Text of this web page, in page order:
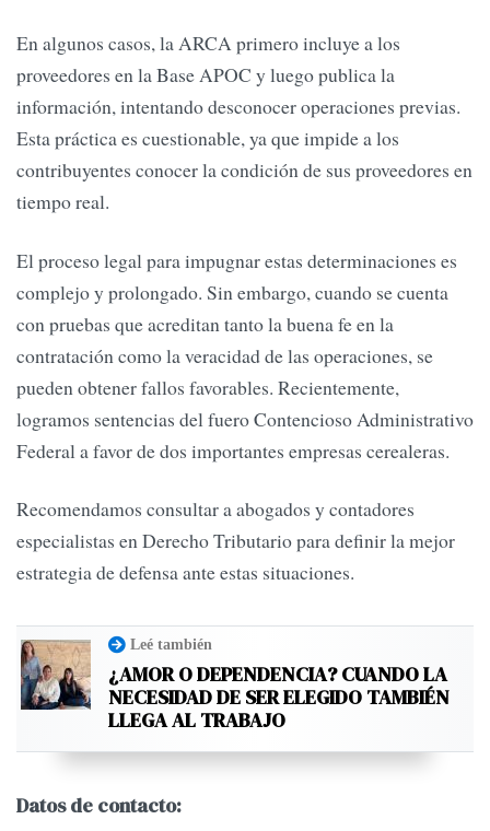
En algunos casos, la ARCA primero incluye a los
proveedores en la Base APOC y luego publica la
información, intentando desconocer operaciones previas.
Esta práctica es cuestionable, ya que impide a los
contribuyentes conocer la condición de sus proveedores en
tiempo real.
El proceso legal para impugnar estas determinaciones es
complejo y prolongado. Sin embargo, cuando se cuenta
con pruebas que acreditan tanto la buena fe en la
contratación como la veracidad de las operaciones, se
pueden obtener fallos favorables. Recientemente,
logramos sentencias del fuero Contencioso Administrativo
Federal a favor de dos importantes empresas cerealeras.
Recomendamos consultar a abogados y contadores
especialistas en Derecho Tributario para definir la mejor
estrategia de defensa ante estas situaciones.
Leé también
¿AMOR O DEPENDENCIA? CUANDO LA
NECESIDAD DE SER ELEGIDO TAMBIÉN
LLEGA AL TRABAJO
Datos de contacto: